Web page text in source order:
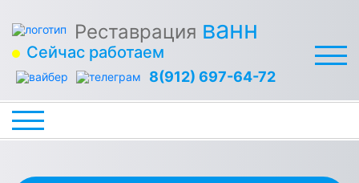
Реставрация ванн
Сейчас работаем
8(912) 697-64-72